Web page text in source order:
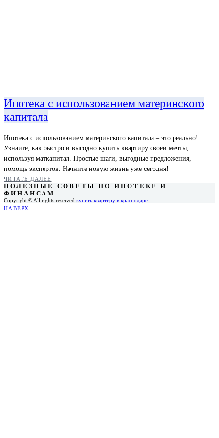
Ипотека с использованием материнского
капитала
Ипотека с использованием материнского капитала – это реально!
Узнайте, как быстро и выгодно купить квартиру своей мечты,
используя маткапитал. Простые шаги, выгодные предложения,
помощь экспертов. Начните новую жизнь уже сегодня!
ЧИТАТЬ ДАЛЕЕ
ПОЛЕЗНЫЕ СОВЕТЫ ПО ИПОТЕКЕ И
ФИНАНСАМ
Copyright © All rights reserved купить квартиру в краснодаре
НАВЕРХ